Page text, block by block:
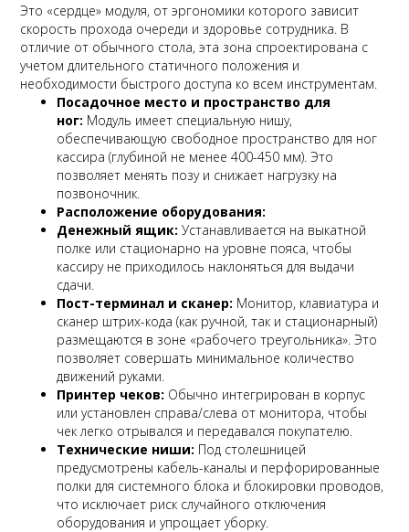
Это «сердце» модуля, от эргономики которого зависит
скорость прохода очереди и здоровье сотрудника. В
отличие от обычного стола, эта зона спроектирована с
учетом длительного статичного положения и
необходимости быстрого доступа ко всем инструментам.
Посадочное место и пространство для
ног: Модуль имеет специальную нишу,
обеспечивающую свободное пространство для ног
кассира (глубиной не менее 400-450 мм). Это
позволяет менять позу и снижает нагрузку на
позвоночник.
Расположение оборудования:
Денежный ящик: Устанавливается на выкатной
полке или стационарно на уровне пояса, чтобы
кассиру не приходилось наклоняться для выдачи
сдачи.
Пост-терминал и сканер: Монитор, клавиатура и
сканер штрих-кода (как ручной, так и стационарный)
размещаются в зоне «рабочего треугольника». Это
позволяет совершать минимальное количество
движений руками.
Принтер чеков: Обычно интегрирован в корпус
или установлен справа/слева от монитора, чтобы
чек легко отрывался и передавался покупателю.
Технические ниши: Под столешницей
предусмотрены кабель-каналы и перфорированные
полки для системного блока и блокировки проводов,
что исключает риск случайного отключения
оборудования и упрощает уборку.